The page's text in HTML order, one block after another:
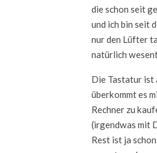
die schon seit
und ich bin seit
nur den Lüfter
natürlich
Die Tastatur ist
überkommt es
Rechner zu
(irgendwas mit
Rest ist ja